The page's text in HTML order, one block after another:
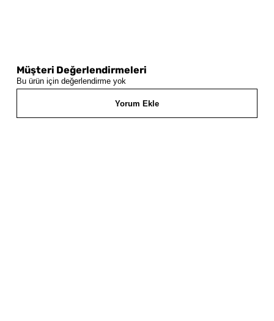
Müşteri Değerlendirmeleri
Bu ürün için değerlendirme yok
Yorum Ekle